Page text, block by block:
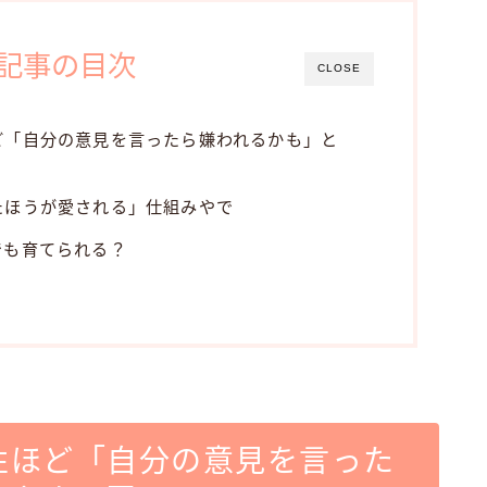
CLOSE
事の目次
自分の意見を言ったら嫌われるかも」と
うが愛される」仕組みやで
育てられる？
ど「自分の意見を言った